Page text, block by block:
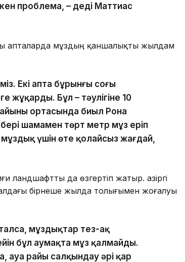
проблема, – деді Маттиас
апталарда мұздың қаншалықты жылдам
Екі апта бұрынғы соңғы
жұқарды. Бұл – тәулігіне 10
ортасында биыл Рона
шамамен төрт метр мұз еріп
үшін өте қолайсыз жағдай,
ландшафтты да өзгертіп жатыр. Қазіргі
алдағы бірнеше жылда толығымен жоғалуы
мұздықтар тез-ақ
бұл аумақта мұз қалмайды.
ауа райы салқындау әрі қар